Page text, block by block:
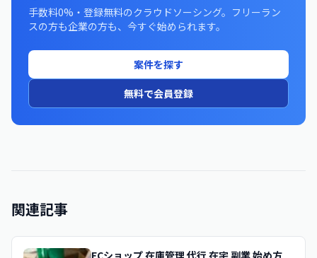
手数料0%・登録無料のクラウドソーシング。フリーラン
スの方も企業の方も、今すぐ始められます。
案件を探す
無料で会員登録
関連記事
ECショップ 在庫管理 代行 在宅 副業 始め方